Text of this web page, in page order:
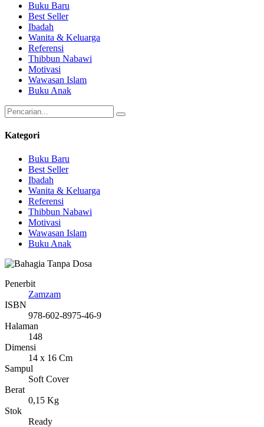
Buku Baru
Best Seller
Ibadah
Wanita & Keluarga
Referensi
Thibbun Nabawi
Motivasi
Wawasan Islam
Buku Anak
Kategori
Buku Baru
Best Seller
Ibadah
Wanita & Keluarga
Referensi
Thibbun Nabawi
Motivasi
Wawasan Islam
Buku Anak
Penerbit
Zamzam
ISBN
978-602-8975-46-9
Halaman
148
Dimensi
14 x 16 Cm
Sampul
Soft Cover
Berat
0,15 Kg
Stok
Ready